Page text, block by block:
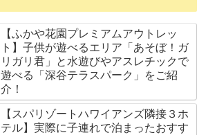
【ふかや花園プレミアムアウトレッ
ト】子供が遊べるエリア「あそぼ！ガ
リガリ君」と水遊びやアスレチックで
遊べる「深谷テラスパーク」をご紹
介！
【スパリゾートハワイアンズ隣接３ホ
テル】実際に子連れで泊まったおすす